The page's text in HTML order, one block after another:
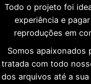
Todo o projeto foi
experiência e
reproduções em
Somos apaixonados
tratada com todo
dos arquivos até a